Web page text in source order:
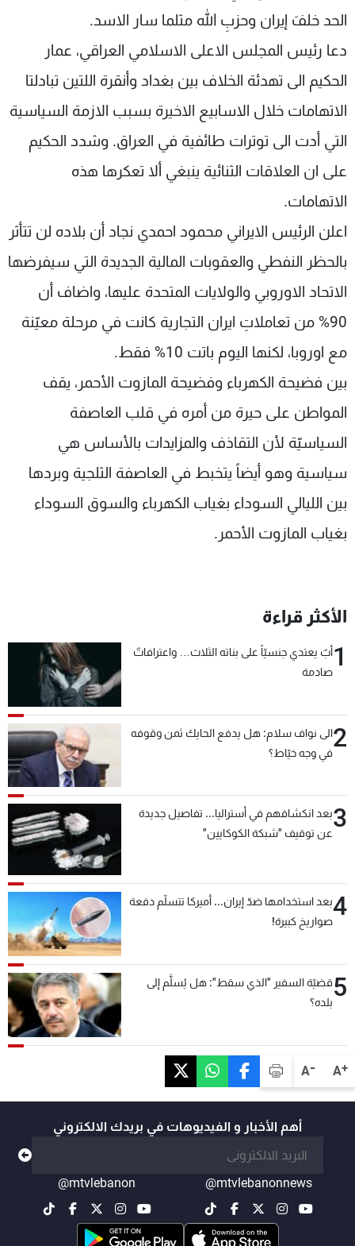
A+
A-
الحد خلفَ إيران وحزبِ الله مثلما سار الاسد.
دعا رئيس المجلس الاعلى الاسلامي العراقي، عمار
الحكيم الى تهدئة الخلاف بين بغداد وأنقرة اللتين تبادلتا
الاتهامات خلال الاسابيع الاخيرة بسبب الازمة السياسية
التي أدت الى توترات طائفية في العراق. وشدد الحكيم
على ان العلاقات الثنائية ينبغي ألا تعكرها هذه
الاتهامات.
اعلن الرئيس الايراني محمود احمدي نجاد أن بلاده لن تتأثر
بالحظر النفطي والعقوبات المالية الجديدة التي سيفرضها
الاتحاد الاوروبي والولايات المتحدة عليها، واضاف أن
90% من تعاملاتِ ايران التجارية كانت في مرحلة معيّنة
مع اوروبا، لكنها اليوم باتت 10% فقط.
بين فضيحة الكهرباء وفضيحة المازوت الأحمر، يقف
المواطن على حيرة من أمره في قلب العاصفة
السياسيّة لأن التقاذف والمزايدات بالأساس هي
سياسية وهو أيضاً يتخبط في العاصفة الثلجية وبردها
بين الليالي السوداء بغياب الكهرباء والسوق السوداء
بغياب المازوت الأحمر.
الأكثر قراءة
1أبٌ يعتدي جنسيّاً على بناته الثلاث… واعترافاتٌ
صادمة
2الى نواف سلام: هل يدفع الحايك ثمن وقوفه
في وجه خيّاط؟
3بعد انكشافهم في أستراليا... تفاصيل جديدة
عن توقيف "شبكة الكوكايين"
4بعد استخدامها ضدّ إيران... أميركا تتسلّم دفعة
صواريخ كبيرة!
5قضيّة السفير "الذي سقط": هل يُسلَّم إلى
بلده؟
أهم الأخبار و الفيديوهات في بريدك الالكتروني
@mtvlebanonnews
@mtvlebanon